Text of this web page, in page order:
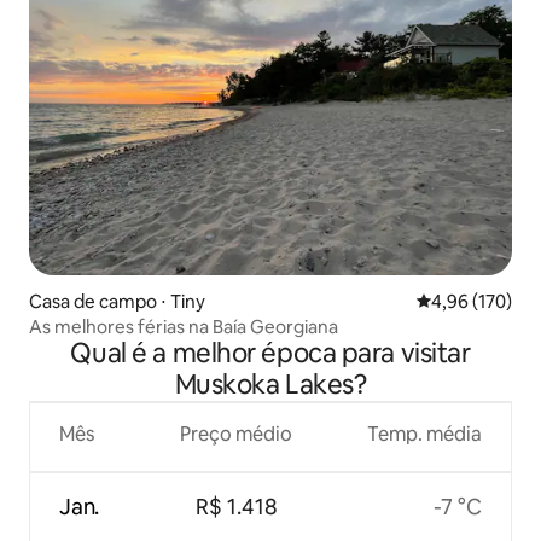
Casa de campo ⋅ Tiny 4,96 de uma
4,96 (170)
As melhores férias na Baía Georgiana
Qual é a melhor época para visitar
Muskoka Lakes?
Mês
Jan.
Preço médio
R$ 1.418
Temp. média
-7 °C